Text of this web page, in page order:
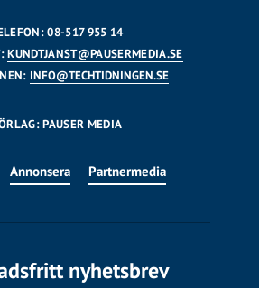
08-517 955 14
KUNDTJANST@PAUSERMEDIA.SE
INFO@TECHTIDNINGEN.SE
PAUSER MEDIA
Annonsera Partnermedia
nyhetsbrev